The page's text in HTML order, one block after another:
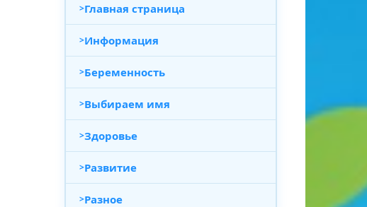
Главная страница
Информация
Беременность
Выбираем имя
Здоровье
Развитие
Разное